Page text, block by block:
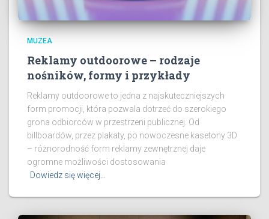
MUZEA
Reklamy outdoorowe – rodzaje
nośników, formy i przykłady
Reklamy outdoorowe to jedna z najskuteczniejszych
form promocji, która pozwala dotrzeć do szerokiego
grona odbiorców w przestrzeni publicznej. Od
billboardów, przez plakaty, po nowoczesne kasetony 3D
– różnorodność form reklamy zewnętrznej daje
ogromne możliwości dostosowania
Dowiedz się więcej…